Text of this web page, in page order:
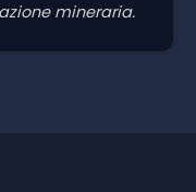
mineraria.